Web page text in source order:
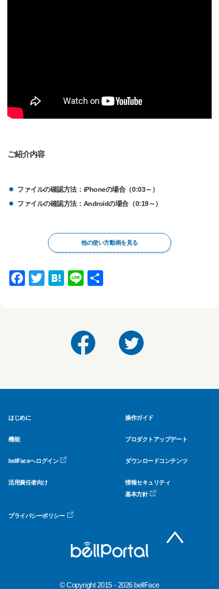
ご紹介内容
ファイルの確認方法：iPhoneの場合（0:03～）
ファイルの確認方法：Androidの場合（0:19～）
他の使い方動画を見る
F
k
T
H
a
Li
はじめに 操作ガイド
機能 プロダクトアップデート
bellFaceへログイン ダウンロードコンテンツ
活用責任者向け
情報セキュリティ
基本方針
プライバシーポリシー
© Copyright 2015 - 2026 bellFace